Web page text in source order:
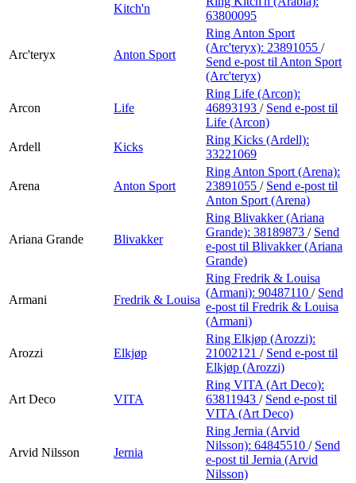
Kitch'n
63800095
Arc'teryx Anton Sport
Ring Anton Sport
(Arc'teryx): 23891055 /
Send e-post til Anton Sport
(Arc'teryx)
Arcon Life
Ring Life (Arcon):
46893193 / Send e-post til
Life (Arcon)
Ardell
Kicks
Ring Kicks (Ardell):
33221069
Arena Anton Sport
Ring Anton Sport (Arena):
23891055 / Send e-post til
Anton Sport (Arena)
Ariana Grande Blivakker
Ring Blivakker (Ariana
Grande): 38189873 / Send
e-post til Blivakker (Ariana
Grande)
Armani Fredrik & Louisa
Ring Fredrik & Louisa
(Armani): 90487110 / Send
e-post til Fredrik & Louisa
(Armani)
Arozzi Elkjøp
Ring Elkjøp (Arozzi):
21002121 / Send e-post til
Elkjøp (Arozzi)
Art Deco VITA
Ring VITA (Art Deco):
63811943 / Send e-post til
VITA (Art Deco)
Arvid Nilsson Jernia
Ring Jernia (Arvid
Nilsson): 64845510 / Send
e-post til Jernia (Arvid
Nilsson)